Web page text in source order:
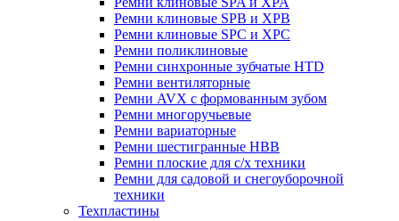
Ремни клиновые SPB и XPB
Ремни клиновые SPC и XPC
Ремни поликлиновые
Ремни синхронные зубчатые HTD
Ремни вентиляторные
Ремни AVX с формованным зубом
Ремни многоручьевые
Ремни вариаторные
Ремни шестигранные HBB
Ремни плоские для с/х техники
Ремни для садовой и снегоуборочной
техники
Техпластины